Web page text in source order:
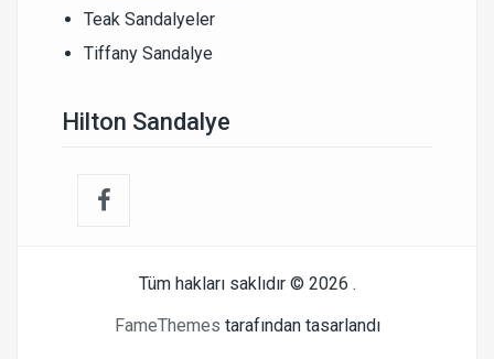
Teak Sandalyeler
Tiffany Sandalye
Hilton Sandalye
Tüm hakları saklıdır © 2026 .
FameThemes tarafından tasarlandı